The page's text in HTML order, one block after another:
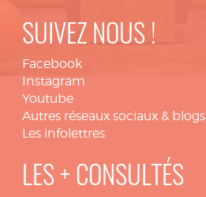
SUIVEZ NOUS !
Facebook
Instagram
Youtube
Autres réseaux sociaux & blogs
Les infolettres
LES + CONSULTÉS